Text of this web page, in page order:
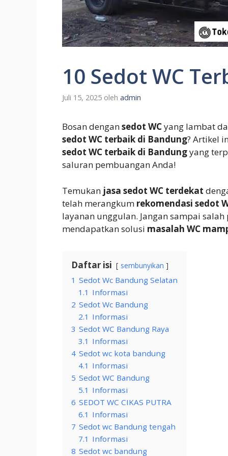
10 Sedot WC
Juli 15, 2025 oleh admin
Bosan dengansedot WCyang lambat
sedot WC terbaik di Bandung? Artikel
sedot WC terbaik di Bandungyang
saluran pembuangan Anda!
Temukan jasa sedot WC terdekat
telah merangkum rekomendasi sedot
layanan unggulan. Jangan sampai
mendapatkan solusi masalah WC
Daftar isi sembunyikan
1 Sedot Wc Bandung Selatan
1.1 Informasi
2 Sedot Wc Bandung
2.1 Informasi
3 Sedot WC Bandung Raya
3.1 Informasi
4 Sedot wc kota bandung
4.1 Informasi
5 Sedot WC Bandung
5.1 Informasi
6 SEDOT WC CIKAS PUTRA
6.1 Informasi
7 Sedot wc Bandung tengah
7.1 Informasi
8 Sedot wc bandung